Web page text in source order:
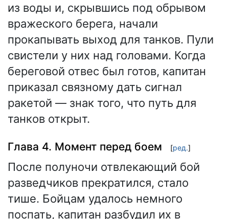
из воды и, скрывшись под обрывом
вражеского берега, начали
прокапывать выход для танков. Пули
свистели у них над головами. Когда
береговой отвес был готов, капитан
приказал связному дать сигнал
ракетой — знак того, что путь для
танков открыт.
Глава 4. Момент перед боем [ред.]
После полуночи отвлекающий бой
разведчиков прекратился, стало
тише. Бойцам удалось немного
поспать, капитан разбудил их в